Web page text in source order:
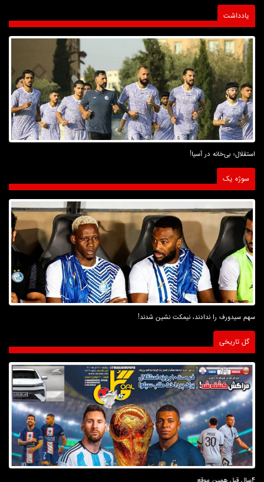
یادداشت
استقلال؛ بی‌خانه در آسیا!
سوژه یک
سهم سیدورف را ندادند، نیمکت نشین شدند!
گل تاریخی